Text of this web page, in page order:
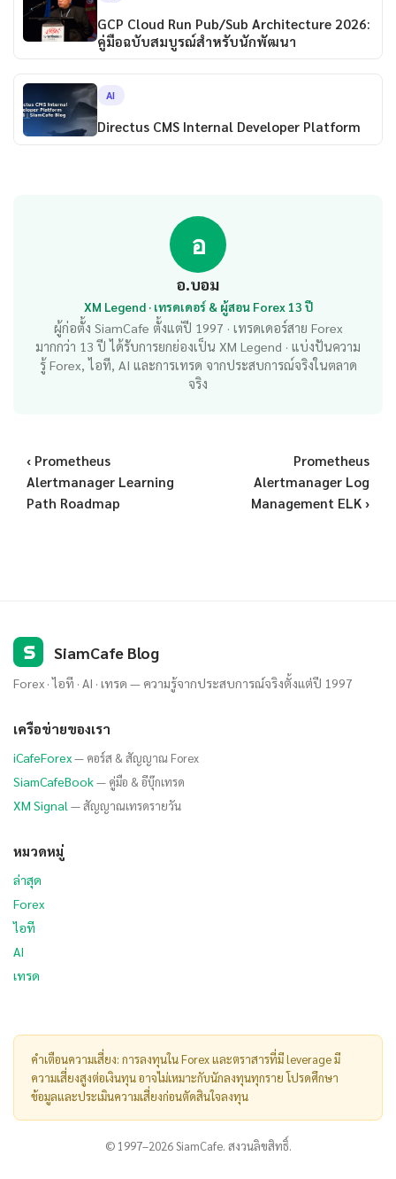
GCP Cloud Run Pub/Sub Architecture 2026:
คู่มือฉบับสมบูรณ์สำหรับนักพัฒนา
AI
Directus CMS Internal Developer Platform
อ
อ.บอม
XM Legend · เทรดเดอร์ & ผู้สอน Forex 13 ปี
ผู้ก่อตั้ง SiamCafe ตั้งแต่ปี 1997 · เทรดเดอร์สาย Forex
มากกว่า 13 ปี ได้รับการยกย่องเป็น XM Legend · แบ่งปันความ
รู้ Forex, ไอที, AI และการเทรด จากประสบการณ์จริงในตลาด
จริง
‹ Prometheus
Alertmanager Learning
Path Roadmap
Prometheus
Alertmanager Log
Management ELK ›
S SiamCafe Blog
Forex · ไอที · AI · เทรด — ความรู้จากประสบการณ์จริงตั้งแต่ปี 1997
เครือข่ายของเรา
iCafeForex— คอร์ส & สัญญาณ Forex
SiamCafeBook— คู่มือ & อีบุ๊กเทรด
XM Signal — สัญญาณเทรดรายวัน
หมวดหมู่
ล่าสุด
Forex
ไอที
AI
เทรด
คำเตือนความเสี่ยง: การลงทุนใน Forex และตราสารที่มี leverage มี
ความเสี่ยงสูงต่อเงินทุน อาจไม่เหมาะกับนักลงทุนทุกราย โปรดศึกษา
ข้อมูลและประเมินความเสี่ยงก่อนตัดสินใจลงทุน
© 1997–2026 SiamCafe. สงวนลิขสิทธิ์.